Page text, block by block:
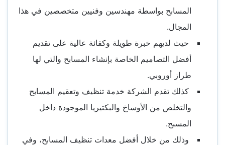
المسابح بواسطة مهندسين وفنيين متخصصين في هذا
المجال.
حيث لديهم خبرة طويلة وكفائة عالية على تقديم
أفضل التصاميم الخاصة بإنشاء المسابح والتي لها
طراز أوروبي.
كذلك تقدم الشركة خدمة تنظيف وتعقيم المسابح
والتخلص من الأوساخ والبكتيريا الموجودة داخل
المسبح.
وذلك من خلال أفضل معدات تنظيف المسابح، وفي